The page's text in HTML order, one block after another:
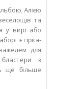
Алією
та
у вирі або
є гірка-
для
з
ще більше